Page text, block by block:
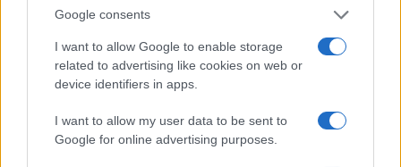
Google consents
I want to allow Google to enable storage
related to advertising like cookies on web or
device identifiers in apps.
I want to allow my user data to be sent to
Google for online advertising purposes.
tolleranza al rischio, esigenze di flusso di cassa e
preferenze di investimento. Anche la vita ha un
modo di cambiare, a volte senza preavviso, quindi
il consulente che scegli dovrebbe incoraggiarti a
fare i giusti ritocchi al tuo piano per restare sulla
strada giusta.